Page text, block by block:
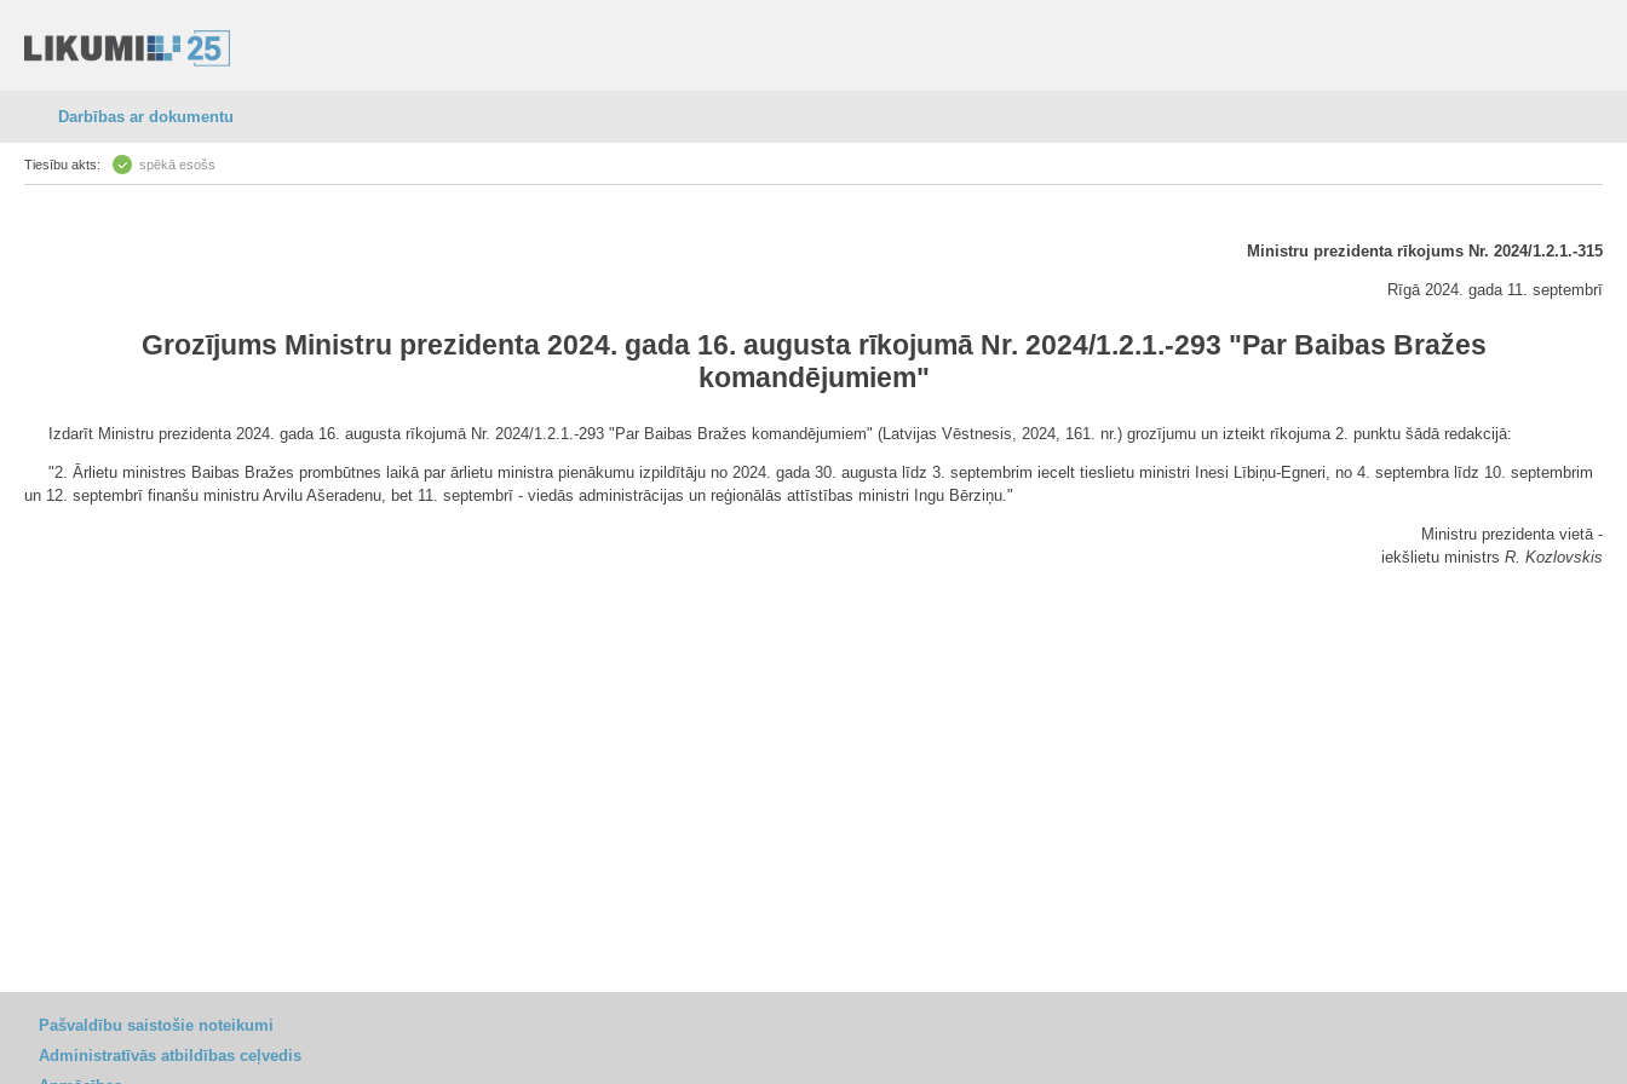
Darbības ar dokumentu
Tiesību akts: spēkā esošs
Ministru prezidenta rīkojums Nr. 2024/1.2.1.-315
Rīgā 2024. gada 11. septembrī
Grozījums Ministru prezidenta 2024. gada 16. augusta rīkojumā Nr. 2024/1.2.1.-293 "Par Baibas Bražes
komandējumiem"
Izdarīt Ministru prezidenta 2024. gada 16. augusta rīkojumā Nr. 2024/1.2.1.-293 "Par Baibas Bražes komandējumiem" (Latvijas Vēstnesis, 2024, 161. nr.) grozījumu un izteikt rīkojuma 2. punktu šādā redakcijā:
"2. Ārlietu ministres Baibas Bražes prombūtnes laikā par ārlietu ministra pienākumu izpildītāju no 2024. gada 30. augusta līdz 3. septembrim iecelt tieslietu ministri Inesi Lībiņu-Egneri, no 4. septembra līdz 10. septembrim
un 12. septembrī finanšu ministru Arvilu Ašeradenu, bet 11. septembrī - viedās administrācijas un reģionālās attīstības ministri Ingu Bērziņu."
Ministru prezidenta vietā -
iekšlietu ministrs R. Kozlovskis
Pašvaldību saistošie noteikumi
Administratīvās atbildības ceļvedis